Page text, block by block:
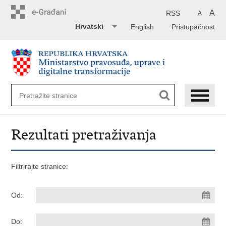
A A
RSS
Pristupačnost
English
Hrvatski
Rezultati pretraživanja
Filtrirajte stranice:
Od:
Do: